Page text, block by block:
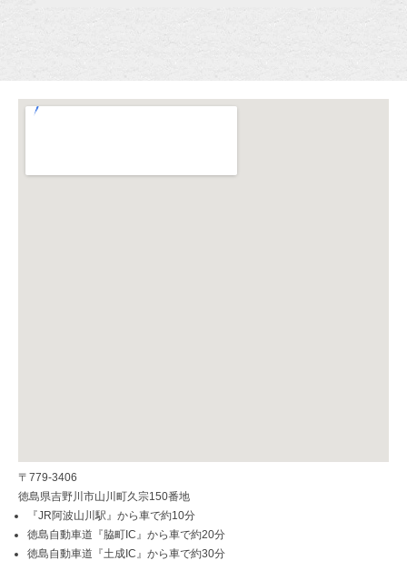
〒779-3406
徳島県吉野川市山川町久宗150番地
『JR阿波山川駅』から車で約10分
徳島自動車道『脇町IC』から車で約20分
徳島自動車道『土成IC』から車で約30分